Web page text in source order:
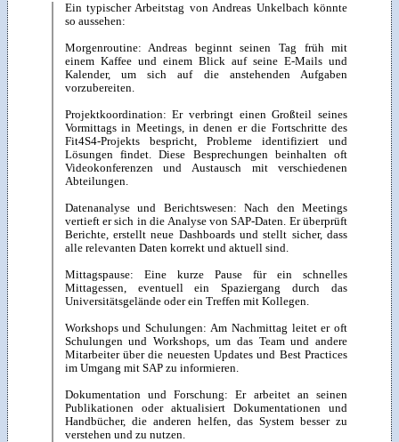
Ein typischer Arbeitstag von Andreas Unkelbach könnte
so aussehen:
Morgenroutine: Andreas beginnt seinen Tag früh mit
einem Kaffee und einem Blick auf seine E-Mails und
Kalender, um sich auf die anstehenden Aufgaben
vorzubereiten.
Projektkoordination: Er verbringt einen Großteil seines
Vormittags in Meetings, in denen er die Fortschritte des
Fit4S4-Projekts bespricht, Probleme identifiziert und
Lösungen findet. Diese Besprechungen beinhalten oft
Videokonferenzen und Austausch mit verschiedenen
Abteilungen.
Datenanalyse und Berichtswesen: Nach den Meetings
vertieft er sich in die Analyse von SAP-Daten. Er überprüft
Berichte, erstellt neue Dashboards und stellt sicher, dass
alle relevanten Daten korrekt und aktuell sind.
Mittagspause: Eine kurze Pause für ein schnelles
Mittagessen, eventuell ein Spaziergang durch das
Universitätsgelände oder ein Treffen mit Kollegen.
Workshops und Schulungen: Am Nachmittag leitet er oft
Schulungen und Workshops, um das Team und andere
Mitarbeiter über die neuesten Updates und Best Practices
im Umgang mit SAP zu informieren.
Dokumentation und Forschung: Er arbeitet an seinen
Publikationen oder aktualisiert Dokumentationen und
Handbücher, die anderen helfen, das System besser zu
verstehen und zu nutzen.